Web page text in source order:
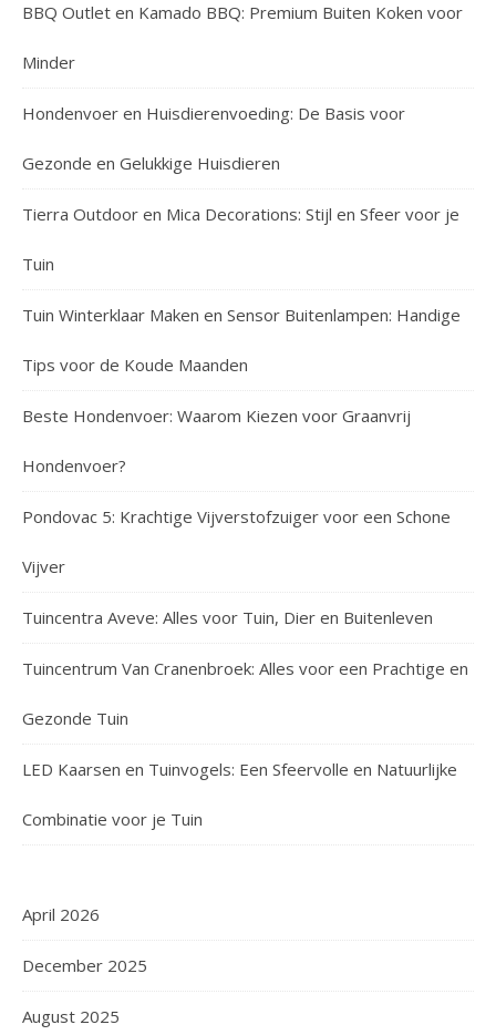
BBQ Outlet en Kamado BBQ: Premium Buiten Koken voor
Minder
Hondenvoer en Huisdierenvoeding: De Basis voor
Gezonde en Gelukkige Huisdieren
Tierra Outdoor en Mica Decorations: Stijl en Sfeer voor je
Tuin
Tuin Winterklaar Maken en Sensor Buitenlampen: Handige
Tips voor de Koude Maanden
Beste Hondenvoer: Waarom Kiezen voor Graanvrij
Hondenvoer?
Pondovac 5: Krachtige Vijverstofzuiger voor een Schone
Vijver
Tuincentra Aveve: Alles voor Tuin, Dier en Buitenleven
Tuincentrum Van Cranenbroek: Alles voor een Prachtige en
Gezonde Tuin
LED Kaarsen en Tuinvogels: Een Sfeervolle en Natuurlijke
Combinatie voor je Tuin
April 2026
December 2025
August 2025